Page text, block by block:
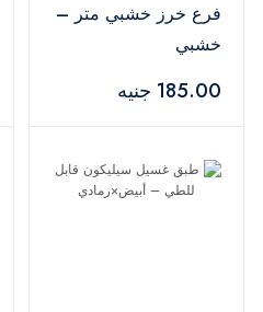
فرع خرز خشبي متر –
خشبي
185.00 جنيه